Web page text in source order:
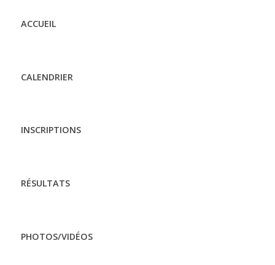
ACCUEIL
CALENDRIER
INSCRIPTIONS
RÉSULTATS
PHOTOS/VIDÉOS